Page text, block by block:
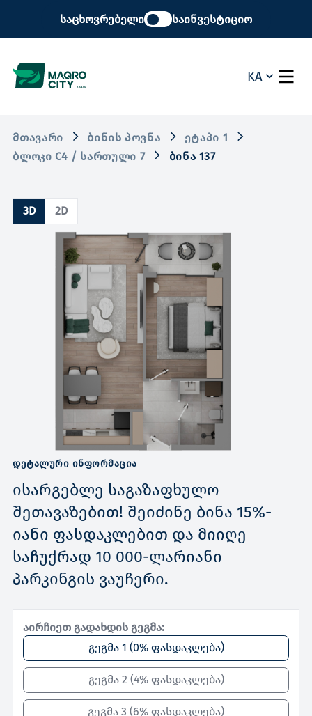
საცხოვრებელი საინვესტიციო
KA
ᲛᲗᲐᲕᲐᲠᲘ ᲑᲘᲜᲘᲡ ᲞᲝᲕᲜᲐ
ᲔᲢᲐᲞᲘ 1
ᲑᲚᲝᲙᲘ C4 / ᲡᲐᲠᲗᲣᲚᲘ 7
ᲑᲘᲜᲐ 137
3D 2D
ᲓᲔᲢᲐᲚᲣᲠᲘ ᲘᲜᲤᲝᲠᲛᲐᲪᲘᲐ
ისარგებლე საგაზაფხულო
შეთავაზებით! შეიძინე ბინა 15%-
იანი ფასდაკლებით და მიიღე
საჩუქრად 10 000-ლარიანი
პარკინგის ვაუჩერი.
აირჩიეთ გადახდის გეგმა:
გეგმა 1 (0% ფასდაკლება)
გეგმა 2 (4% ფასდაკლება)
გეგმა 3 (6% ფასდაკლება)